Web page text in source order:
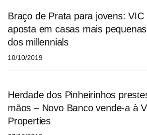
Braço de Prata para jovens: VIC
aposta em casas mais
dos millennials
10/10/2019
Herdade dos Pinheirinhos
mãos – Novo Banco vende-a à
Properties